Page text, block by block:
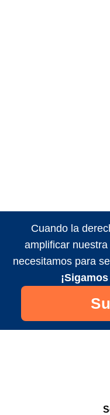
Cuando la
amplificar
necesitamos para